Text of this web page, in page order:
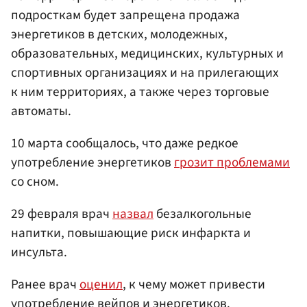
подросткам будет запрещена продажа
энергетиков в детских, молодежных,
образовательных, медицинских, культурных и
спортивных организациях и на прилегающих
к ним территориях, а также через торговые
автоматы.
10 марта сообщалось, что даже редкое
употребление энергетиковгрозит проблемами
со сном.
29 февраля врачназвалбезалкогольные
напитки, повышающие риск инфаркта и
инсульта.
Ранее врачоценил, к чему может привести